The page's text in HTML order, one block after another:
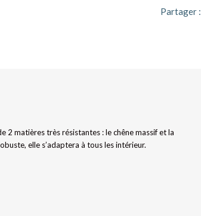
Partager :
2 matières très résistantes : le chêne massif et la
elle s’adaptera à tous les intérieur.